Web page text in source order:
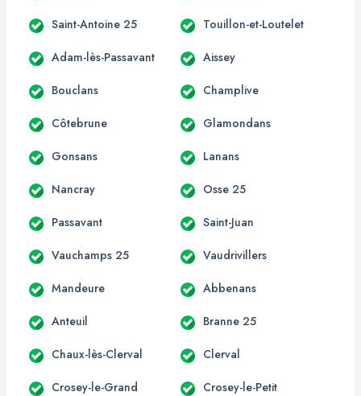
Saint-Antoine 25 Touillon-et-Loutelet
Adam-lès-Passavant Aissey
Bouclans Champlive
Côtebrune Glamondans
Gonsans Lanans
Nancray Osse 25
Passavant Saint-Juan
Vauchamps 25 Vaudrivillers
Mandeure Abbenans
Anteuil Branne 25
Chaux-lès-Clerval Clerval
Crosey-le-Grand Crosey-le-Petit